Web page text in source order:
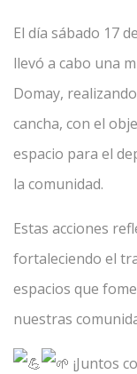
El día sábado 17
llevó a cabo una
Domay,
cancha, con el
espacio para el
la comunidad.
Estas acciones
fortaleciendo el
espacios que
nuestras
¡Juntos